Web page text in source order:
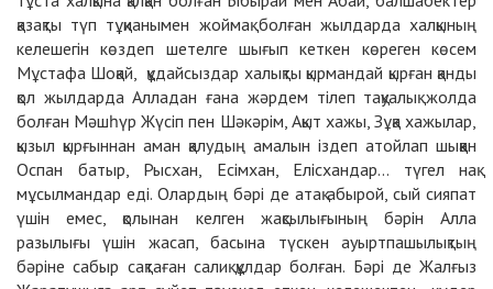
қазақты түп тұқианымен жоймақ болған жылдарда халқының
келешегін көздеп шетелге шығып кеткен көреген көсем
Мұстафа Шоқай, құдайсыздар халықты қырмандай қырған қанды
қол жылдарда Алладан ғана жәрдем тілеп тақуалық жолда
болған Мәшһүр Жүсіп пен Шәкәрім, Ақыт хажы, Зұқа хажылар,
қызыл қырғыннан аман қалудың амалын іздеп атойлап шыққан
Оспан батыр, Рысхан, Есімхан, Елісхандар... түгел нақ
мұсылмандар еді. Олардың бәрі де атақ абырой, сый сияпат
үшін емес, қолынан келген жақсылығының бәрін Алла
разылығы үшін жасап, басына түскен ауыртпашылықтың
бәріне сабыр сақтаған салиқ құлдар болған. Бәрі де Жалғыз